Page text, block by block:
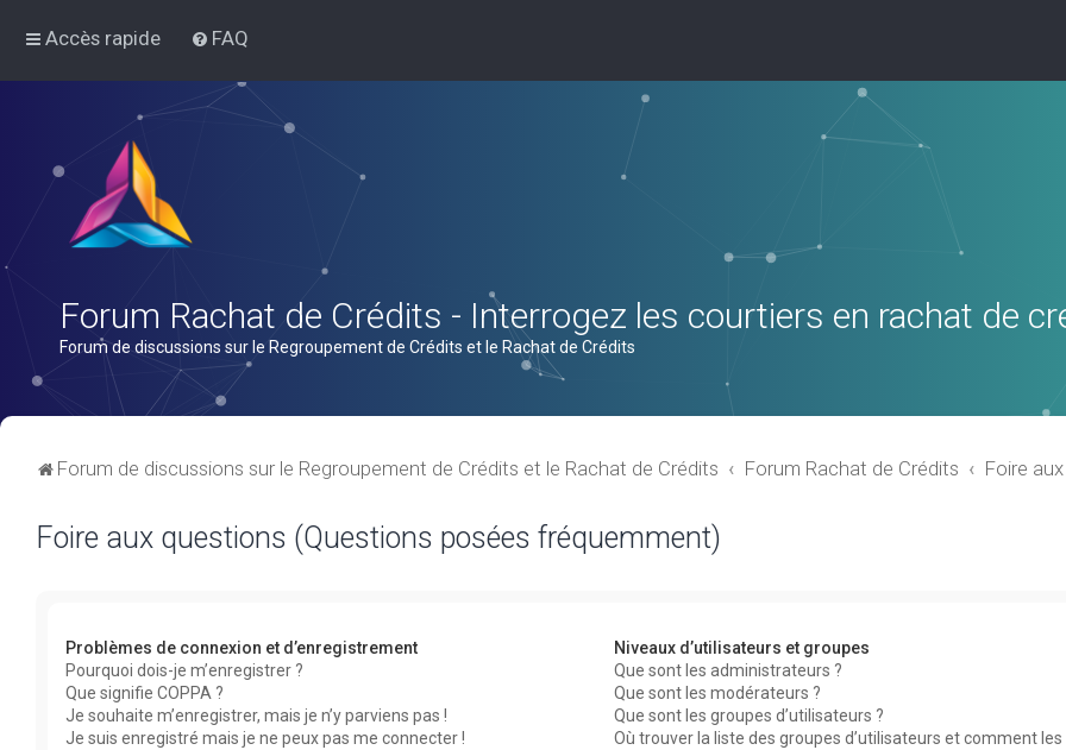
Accès rapide FAQ
Forum Rachat de Crédits - Interrogez les courtiers en rachat de
Forum de discussions sur le Regroupement de Crédits et le Rachat de Crédits
Forum de discussions sur le Regroupement de Crédits et le Rachat de Crédits Forum Rachat de Crédits Foire
Foire aux questions (Questions posées fréquemment)
Problèmes de connexion et d’enregistrement
Pourquoi dois-je m’enregistrer ?
Que signifie COPPA ?
Je souhaite m’enregistrer, mais je n’y parviens pas !
Je suis enregistré mais je ne peux pas me connecter !
Niveaux d’utilisateurs et groupes
Que sont les administrateurs ?
Que sont les modérateurs ?
Que sont les groupes d’utilisateurs ?
Où trouver la liste des groupes d’utilisateurs et comment les